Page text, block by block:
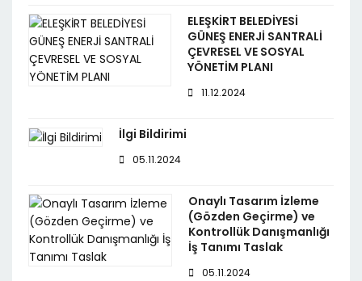
ELEŞKİRT BELEDİYESİ
GÜNEŞ ENERJİ SANTRALİ
ÇEVRESEL VE SOSYAL
YÖNETİM PLANI
11.12.2024
İlgi Bildirimi
05.11.2024
Onaylı Tasarım İzleme
(Gözden Geçirme) ve
Kontrollük Danışmanlığı
İş Tanımı Taslak
05.11.2024